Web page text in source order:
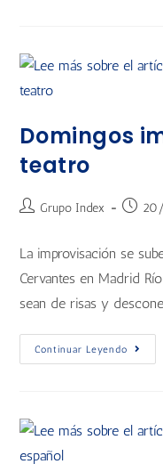
Domingos
teatro
Grupo Index
La improvisación se
Cervantes en Madrid
sean de risas y
Continuar Leyendo